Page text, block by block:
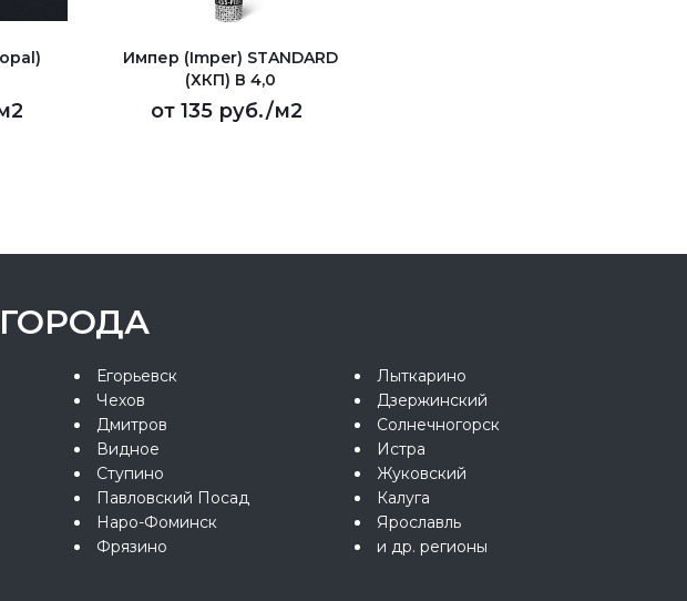
Импер (Imper) STANDARD
(ХКП) В 4,0
от 135 руб./м2
Егорьевск
Чехов
Дмитров
Видное
Ступино
Павловский Посад
Наро-Фоминск
Фрязино
Лыткарино
Дзержинский
Солнечногорск
Истра
Жуковский
Калуга
Ярославль
и др. регионы